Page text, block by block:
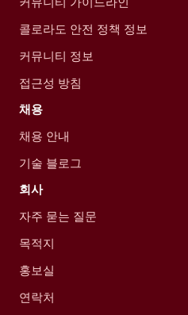
콜로라도 안전 정책 정보
커뮤니티 정보
접근성 방침
채용
채용 안내
기술 블로그
회사
자주 묻는 질문
목적지
홍보실
연락처